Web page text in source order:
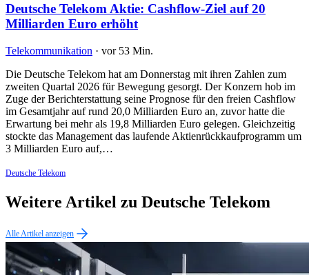
Deutsche Telekom Aktie: Cashflow-Ziel auf 20
Milliarden Euro erhöht
Telekommunikation · vor 53 Min.
Die Deutsche Telekom hat am Donnerstag mit ihren Zahlen zum
zweiten Quartal 2026 für Bewegung gesorgt. Der Konzern hob im
Zuge der Berichterstattung seine Prognose für den freien Cashflow
im Gesamtjahr auf rund 20,0 Milliarden Euro an, zuvor hatte die
Erwartung bei mehr als 19,8 Milliarden Euro gelegen. Gleichzeitig
stockte das Management das laufende Aktienrückkaufprogramm um
3 Milliarden Euro auf,…
Deutsche Telekom
Weitere Artikel zu Deutsche Telekom
Alle Artikel anzeigen